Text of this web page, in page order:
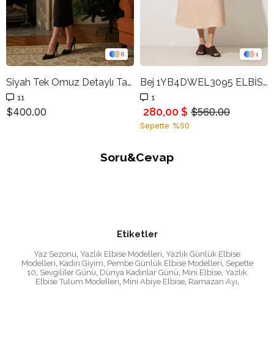
8
Siyah Tek Omuz Detaylı Tam Kalıp Uzun Elbise
11
$400.00
1
Bej 1YB4DWEL3095 ELBİSE
1
$560.00
280,00 $
Sepette %50
Soru&Cevap
Etiketler
Yaz Sezonu, Yazlık Elbise Modelleri, Yazlık Günlük Elbise
Modelleri, Kadın Giyim, Pembe Günlük Elbise Modelleri, Sepette
10, Sevgililer Günü, Dünya Kadınlar Günü, Mini Elbise, Yazlık
Elbise Tulum Modelleri, Mini Abiye Elbise, Ramazan Ayı,